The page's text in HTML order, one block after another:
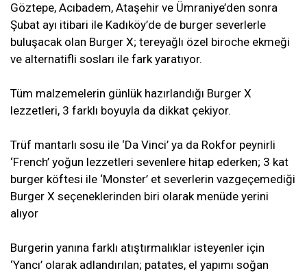
Göztepe, Acıbadem, Ataşehir ve Ümraniye’den sonra
Şubat ayı itibari ile Kadıköy’de de burger severlerle
buluşacak olan Burger X; tereyağlı özel biroche ekmeği
ve alternatifli sosları ile fark yaratıyor.
Tüm malzemelerin günlük hazırlandığı Burger X
lezzetleri, 3 farklı boyuyla da dikkat çekiyor.
Trüf mantarlı sosu ile ‘Da Vinci’ ya da Rokfor peynirli
‘French’ yoğun lezzetleri sevenlere hitap ederken; 3 kat
burger köftesi ile ‘Monster’ et severlerin vazgeçemediği
Burger X seçeneklerinden biri olarak menüde yerini
alıyor
Burgerin yanına farklı atıştırmalıklar isteyenler için
‘Yancı’ olarak adlandırılan; patates, el yapımı soğan